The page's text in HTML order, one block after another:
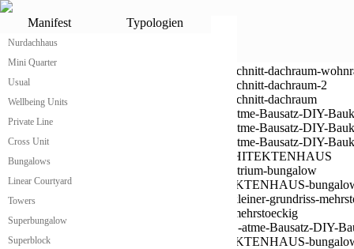
Manifest Typologien
Nurdachhaus
Mini Quarter
Usual
Wellbeing Units
Private Line
Cross Unit
Bungalows
Linear Courtyard
Towers
Superbungalow
Superblock
Low Budget Architektenhaus
Unsere Module können zu den unterschiedlichsten Typologien